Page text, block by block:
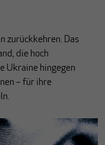
zurückkehren. Das
die hoch
Ukraine hingegen
– für ihre